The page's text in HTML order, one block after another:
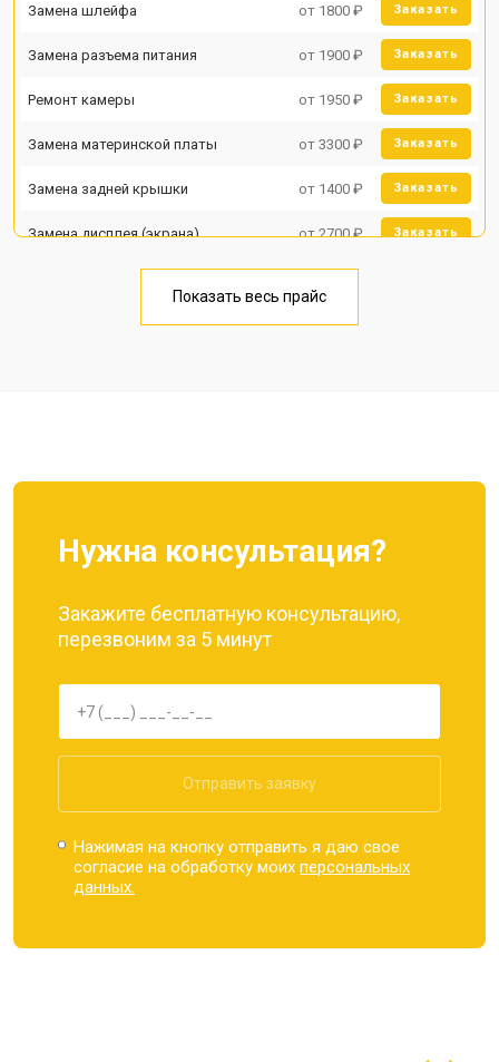
Замена шлейфа от 1800 ₽ Заказать
Замена разъема питания от 1900 ₽ Заказать
Ремонт камеры от 1950 ₽ Заказать
Замена материнской платы от 3300 ₽ Заказать
Замена задней крышки от 1400 ₽ Заказать
Замена дисплея (экрана) от 2700 ₽ Заказать
Замена кнопки включения от 1750 ₽
Показать весь прайс
Нужна консультация?
Закажите бесплатную консультацию,
перезвоним за 5 минут
Отправить заявку
Нажимая на кнопку отправить я даю свое
согласие на обработку моихперсональных
данных.